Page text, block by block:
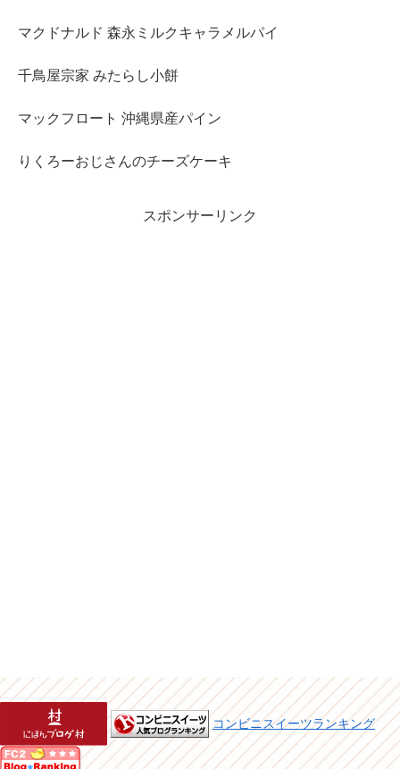
マクドナルド 森永ミルクキャラメルパイ
千鳥屋宗家 みたらし小餅
マックフロート 沖縄県産パイン
りくろーおじさんのチーズケーキ
スポンサーリンク
コンビニスイーツランキング